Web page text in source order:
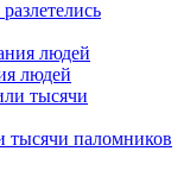
людей
тысячи паломников